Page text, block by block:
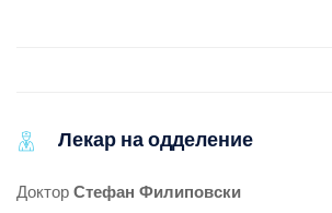
Лекар на одделение
Доктор Стефан Филиповски